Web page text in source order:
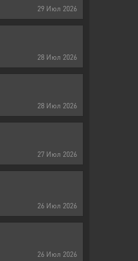
29 Июл 2026
28 Июл 2026
28 Июл 2026
27 Июл 2026
26 Июл 2026
26 Июл 2026